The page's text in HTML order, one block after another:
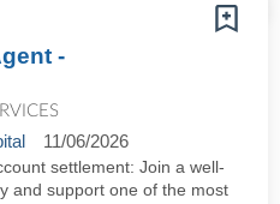
-
11/06/2026
settlement: Join a well-
and support one of the most